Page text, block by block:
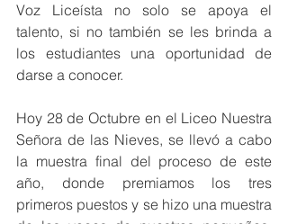
Voz Liceísta no solo se apoya el
talento, si no también se les brinda a
los estudiantes una oportunidad de
darse a conocer.
Hoy 28 de Octubre en el Liceo Nuestra
Señora de las Nieves, se llevó a cabo
la muestra final del proceso de este
año, donde premiamos los tres
primeros puestos y se hizo una muestra